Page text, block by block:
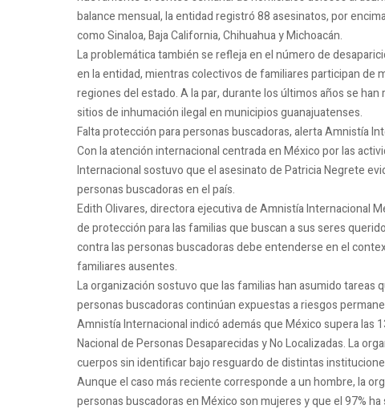
balance mensual, la entidad registró 88 asesinatos, por
como Sinaloa, Baja California, Chihuahua y Michoacán.
La problemática también se refleja en el número de
en la entidad, mientras colectivos de familiares participan de
regiones del estado. A la par, durante los últimos años se
sitios de inhumación ilegal en municipios guanajuatenses.
Falta protección para personas buscadoras, alerta Amnistía
Con la atención internacional centrada en México por las
Internacional sostuvo que el asesinato de Patricia Negrete
personas buscadoras en el país.
Edith Olivares, directora ejecutiva de Amnistía Internacional
de protección para las familias que buscan a sus seres
contra las personas buscadoras debe entenderse en el
familiares ausentes.
La organización sostuvo que las familias han asumido tareas
personas buscadoras continúan expuestas a riesgos
Amnistía Internacional indicó además que México supera las
Nacional de Personas Desaparecidas y No Localizadas. La
cuerpos sin identificar bajo resguardo de distintas
Aunque el caso más reciente corresponde a un hombre, la
personas buscadoras en México son mujeres y que el 97%